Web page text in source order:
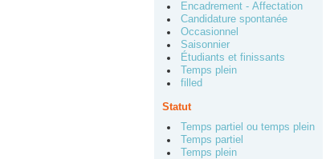
Encadrement - Affectation
Candidature spontanée
Occasionnel
Saisonnier
Étudiants et finissants
Temps plein
filled
Statut
Temps partiel ou temps plein
Temps partiel
Temps plein